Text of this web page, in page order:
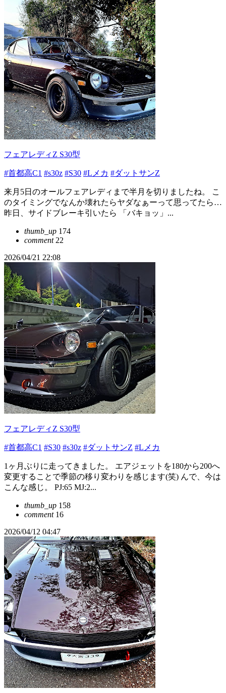
フェアレディZ S30型
#首都高C1 #s30z #S30 #Lメカ #ダットサンZ
来月5日のオールフェアレディまで半月を切りましたね。 こ
のタイミングでなんか壊れたらヤダなぁーって思ってたら…
昨日、サイドブレーキ引いたら 「バキョッ」...
thumb_up 174
comment22
2026/04/21 22:08
フェアレディZ S30型
#首都高C1 #S30 #s30z #ダットサンZ #Lメカ
1ヶ月ぶりに走ってきました。 エアジェットを180から200へ
変更することで季節の移り変わりを感じます(笑) んで、今は
こんな感じ。 PJ:65 MJ:2...
thumb_up 158
comment16
2026/04/12 04:47